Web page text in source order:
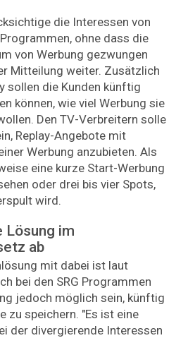
die Interessen von
ohne dass die
von Werbung gezwungen
Mitteilung weiter. Zusätzlich
sollen die Kunden künftig
können, wie viel Werbung sie
Den TV-Verbreitern solle
Replay-Angebote mit
Werbung anzubieten. Als
eine kurze Start-Werbung
oder drei bis vier Spots,
wird.
Lösung im
ab
mit dabei ist laut
bei den SRG Programmen
jedoch möglich sein, künftig
zu speichern. "Es ist eine
der divergierende Interessen